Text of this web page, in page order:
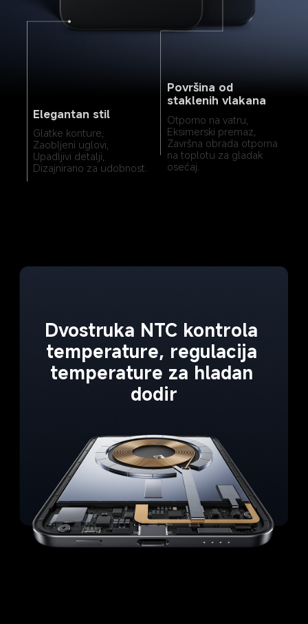
Elegantan stil
Glatke konture,
Zaobljeni uglovi,
Upadljivi detalji,
Dizajnirano za udobnost.
Površina od
staklenih vlakana
Otporno na vatru,
Eksimerski premaz,
Završna obrada otporna
na toplotu za gladak
osećaj.
Dvostruka NTC kontrola
temperature, regulacija
temperature za hladan
dodir